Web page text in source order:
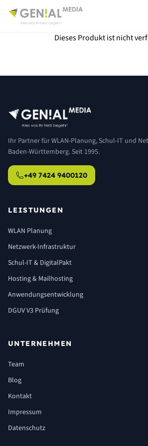
Dieses Produkt ist nicht
Ihr Partner für WLAN-Planung, Schul-IT und
Baden-Württemberg. Seit 1995.
+49 7424 9400120
LEISTUNGEN
WLAN Planung
Netzwerk-Infrastruktur
Schul-IT & DigitalPakt
Hosting & Mailhosting
Anwendungsentwicklung
DGUV V3 Prüfung
UNTERNEHMEN
Team
Blog
Kontakt
Impressum
Datenschutz